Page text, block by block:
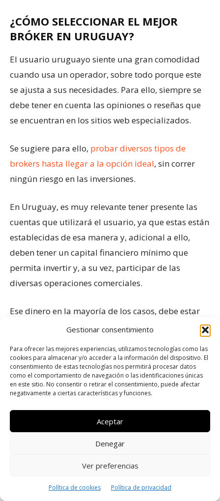
Gestionar consentimiento
Para ofrecer las mejores experiencias, utilizamos tecnologías como las
cookies para almacenar y/o acceder a la información del dispositivo. El
consentimiento de estas tecnologías nos permitirá procesar datos
como el comportamiento de navegación o las identificaciones únicas
en este sitio. No consentir o retirar el consentimiento, puede afectar
negativamente a ciertas características y funciones.
Aceptar
Denegar
Ver preferencias
Política de cookies Política de privacidad
¿CÓMO SELECCIONAR EL MEJOR
BRÓKER EN URUGUAY?
El usuario uruguayo siente una gran comodidad
cuando usa un operador, sobre todo porque este
se ajusta a sus necesidades. Para ello, siempre se
debe tener en cuenta las opiniones o reseñas que
se encuentran en los sitios web especializados.
Se sugiere para ello, probar diversos tipos de
brokers hasta llegar a la opción ideal, sin correr
ningún riesgo en las inversiones.
En Uruguay, es muy relevante tener presente las
cuentas que utilizará el usuario, ya que estas están
establecidas de esa manera y, adicional a ello,
deben tener un capital financiero mínimo que
permita invertir y, a su vez, participar de las
diversas operaciones comerciales.
Ese dinero en la mayoría de los casos, debe estar
ajustado al bolsillo del inversor uruguayo, ya que
operaciones a futuro.
A los principiantes se les recomienda seleccionar
un bróker que les permita hacer depósitos de poca
denominación, esto evita que se ponga en riesgo
una cuantiosa cantidad de dinero, ya que de esta
manera el usuario empieza a entender cómo
funcionan las operaciones.
En cuanto a las características más resaltantes que